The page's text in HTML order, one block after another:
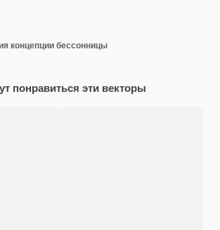
концепции бессонницы
понравиться эти векторы